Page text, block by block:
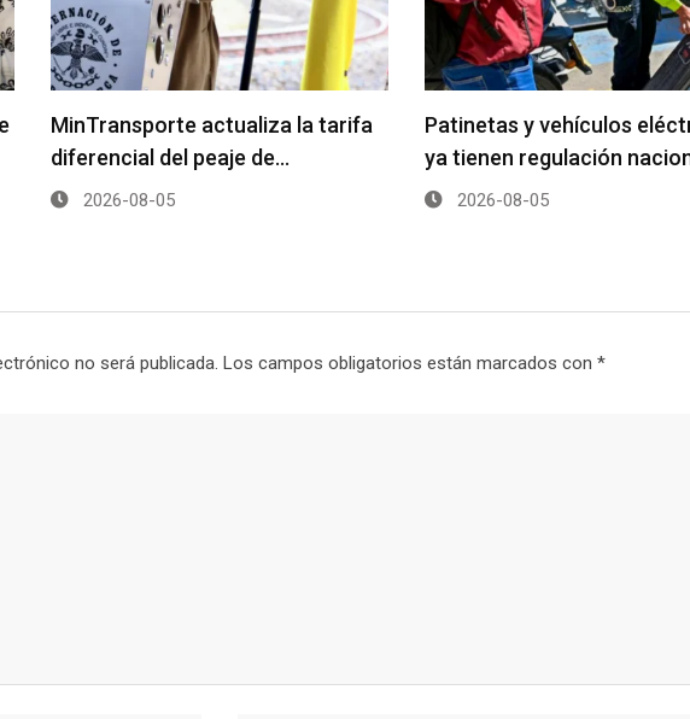
MinTransporte actualiza la tarifa
diferencial del peaje de…
2026-08-05
Patinetas y vehículos
ya tienen regulación
2026-08-05
no será publicada. Los campos obligatorios están marcados con *